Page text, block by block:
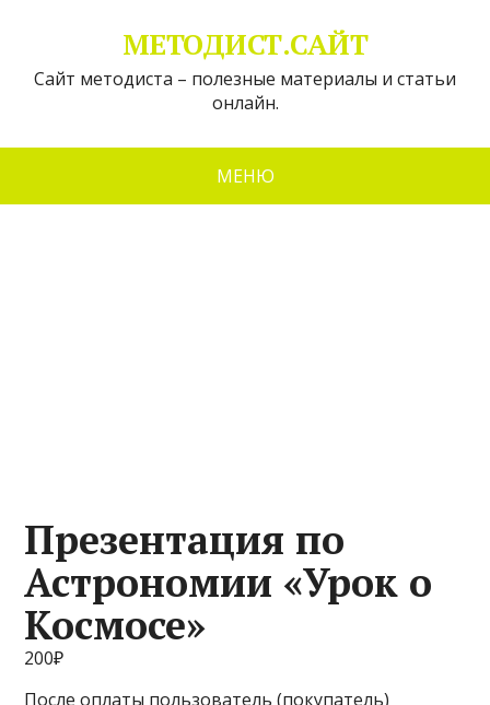
МЕТОДИСТ.САЙТ
Сайт методиста – полезные материалы и статьи
онлайн.
МЕНЮ
Презентация по
Астрономии «Урок о
Космосе»
200₽
После оплаты пользователь (покупатель)